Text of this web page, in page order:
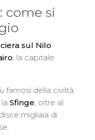
come si
sul Nilo
, la capitale
famosi della civiltà
Sfinge , oltre al
migliaia di